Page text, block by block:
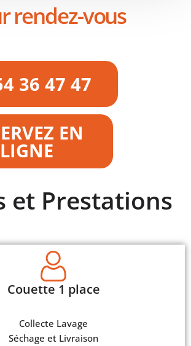
rendez-vous
36 47 47
EN
LIGNE
et Prestations
Couette 1 place
Collecte Lavage
Séchage et Livraison